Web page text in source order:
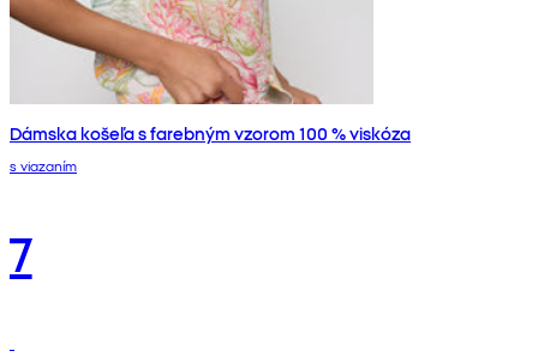
Dámska košeľa s farebným vzorom 100 % viskóza
s viazaním
7